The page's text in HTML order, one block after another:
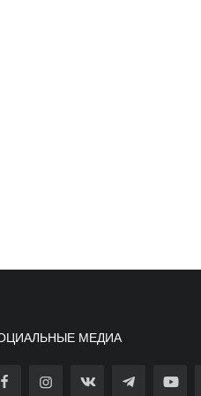
МЕДИА